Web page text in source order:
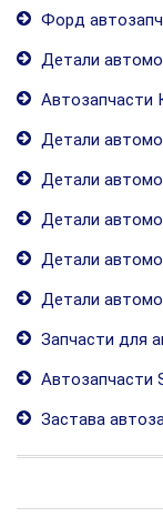
Форд
Детали
Автозапчасти
Детали
Детали
Детали
Детали
Детали
Запчасти для
Автозапчасти
Застава